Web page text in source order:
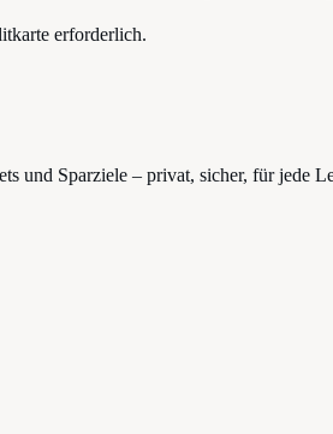
erforderlich.
und Sparziele – privat, sicher, für jede